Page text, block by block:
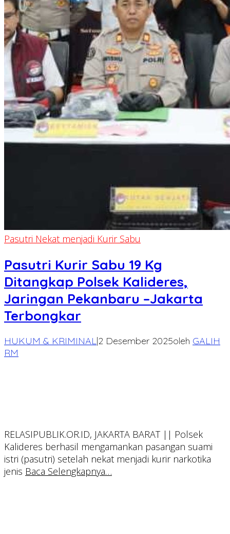
Pasutri Nekat menjadi Kurir Sabu
Pasutri Kurir Sabu 19 Kg
Ditangkap Polsek Kalideres,
Jaringan Pekanbaru –Jakarta
Terbongkar
HUKUM & KRIMINAL|2 Desember 2025oleh GALIH
RM
RELASIPUBLIK.OR.ID, JAKARTA BARAT || Polsek
Kalideres berhasil mengamankan pasangan suami
istri (pasutri) setelah nekat menjadi kurir narkotika
jenis Baca Selengkapnya…